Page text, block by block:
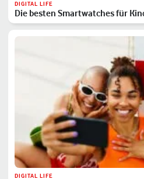
DIGITAL LIFE
Die besten Smartwatches für
DIGITAL LIFE